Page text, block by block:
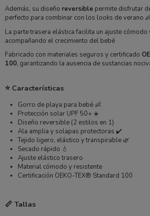
Además, su diseño reversible permite disfrutar
perfecto para combinar con los looks de verano
La parte trasera elástica facilita un ajuste cómodo
acompañando el crecimiento del bebé
Fabricado con materiales seguros y certificado
100, garantizando la ausencia de sustancias
⭐ Características
Gorro de playa para bebé 👶
Protección solar UPF 50+ ☀️
Diseño reversible (2 estilos en 1)
Ala amplia y solapas protectoras ✔️
Tejido ligero, elástico y transpirable 🌿
Secado rápido 💧
Ajuste elástico trasero
Material cómodo y resistente
Certificación OEKO-TEX® Standard 100
📏 Tallas